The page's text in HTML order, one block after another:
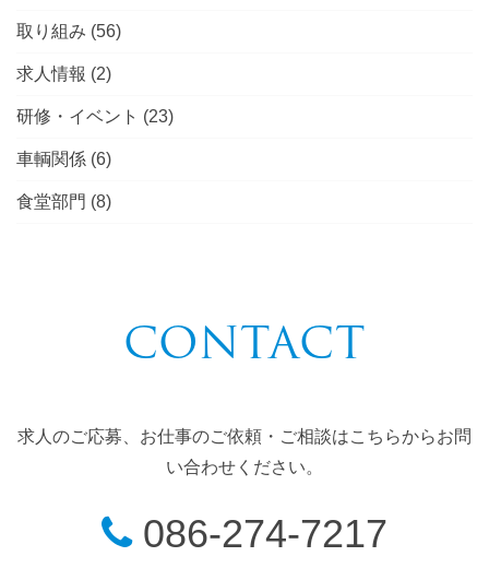
取り組み (56)
求人情報 (2)
研修・イベント (23)
車輌関係 (6)
食堂部門 (8)
CONTACT
求人のご応募、お仕事のご依頼・ご相談はこちらからお問
い合わせください。
086-274-7217